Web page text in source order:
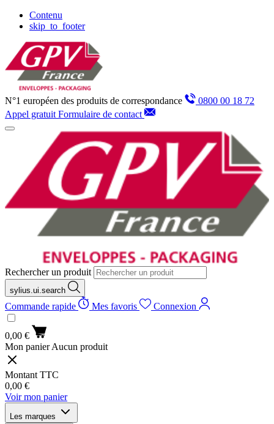
Contenu
skip_to_footer
N°1 européen des produits de correspondance
0800 00 18 72
Appel gratuit Formulaire de contact
Rechercher un produit
sylius.ui.search
Commande rapide Mes favoris Connexion
0,00 €
Mon panier Aucun produit
Montant TTC
0,00 €
Voir mon panier
Les marques